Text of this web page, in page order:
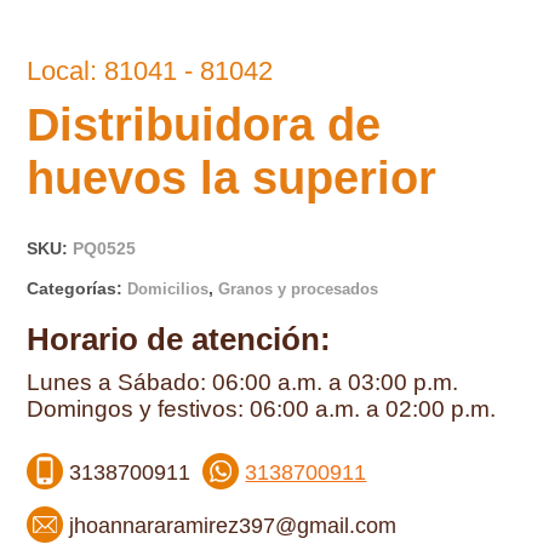
Local: 81041 - 81042
Distribuidora de
huevos la superior
SKU: PQ0525
Categorías: Domicilios,Granos y procesados
Horario de atención:
Lunes a Sábado: 06:00 a.m. a 03:00 p.m.
Domingos y festivos: 06:00 a.m. a 02:00 p.m.
3138700911 3138700911
jhoannararamirez397@gmail.com